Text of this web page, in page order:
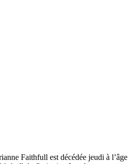
Faithfull est décédée jeudi à l’âge